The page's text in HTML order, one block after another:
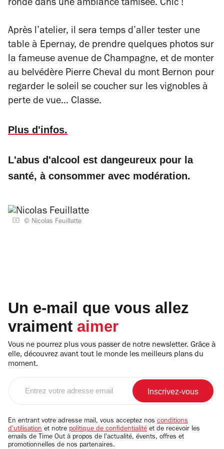
ronde dans une ambiance tamisée. Chic !
Après l’atelier, il sera temps d’aller tester une
table à Epernay, de prendre quelques photos sur
la fameuse avenue de Champagne, et de monter
au belvédère Pierre Cheval du mont Bernon pour
regarder le soleil se coucher sur les vignobles à
perte de vue… Classe.
Plus d'infos.
L'abus d'alcool est dangeureux pour la
santé, à consommer avec modération.
© Nicolas Feuillatte
Un e-mail que vous allez
vraiment aimer
Vous ne pourrez plus vous passer de notre newsletter. Grâce à
elle, découvrez avant tout le monde les meilleurs plans du
moment.
email
En entrant votre adresse mail, vous acceptez nos conditions
d'utilisation et notre politique de confidentialité et de recevoir les
emails de Time Out à propos de l'actualité, évents, offres et
promotionnelles de nos partenaires.